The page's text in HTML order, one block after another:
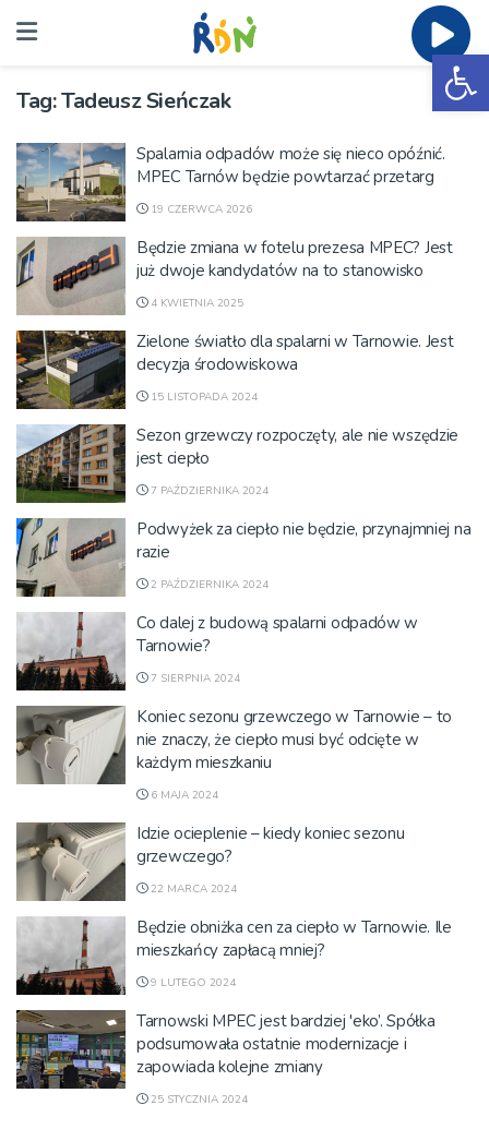
Tag:Tadeusz Sieńczak
Spalarnia odpadów może się nieco opóźnić.
MPEC Tarnów będzie powtarzać przetarg
19 CZERWCA 2026
Będzie zmiana w fotelu prezesa MPEC? Jest
już dwoje kandydatów na to stanowisko
4 KWIETNIA 2025
Zielone światło dla spalarni w Tarnowie. Jest
decyzja środowiskowa
15 LISTOPADA 2024
Sezon grzewczy rozpoczęty, ale nie wszędzie
jest ciepło
7 PAŹDZIERNIKA 2024
Podwyżek za ciepło nie będzie, przynajmniej na
razie
2 PAŹDZIERNIKA 2024
Co dalej z budową spalarni odpadów w
Tarnowie?
7 SIERPNIA 2024
Koniec sezonu grzewczego w Tarnowie – to
nie znaczy, że ciepło musi być odcięte w
każdym mieszkaniu
6 MAJA 2024
Idzie ocieplenie – kiedy koniec sezonu
grzewczego?
22 MARCA 2024
Będzie obniżka cen za ciepło w Tarnowie. Ile
mieszkańcy zapłacą mniej?
9 LUTEGO 2024
Tarnowski MPEC jest bardziej 'eko’. Spółka
podsumowała ostatnie modernizacje i
zapowiada kolejne zmiany
25 STYCZNIA 2024